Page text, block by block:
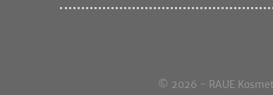
© 2026 - RAUE